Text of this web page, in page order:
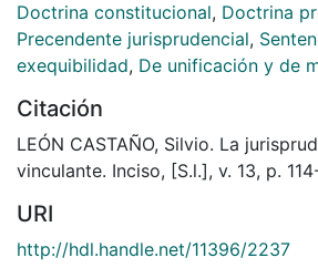
Doctrina constitucional, Doctrina
Precendente jurisprudencial,
exequibilidad, De unificación y de
Citación
LEÓN CASTAÑO, Silvio. La
vinculante. Inciso, [S.l.], v. 13, p.
URI
http://hdl.handle.net/11396/2237